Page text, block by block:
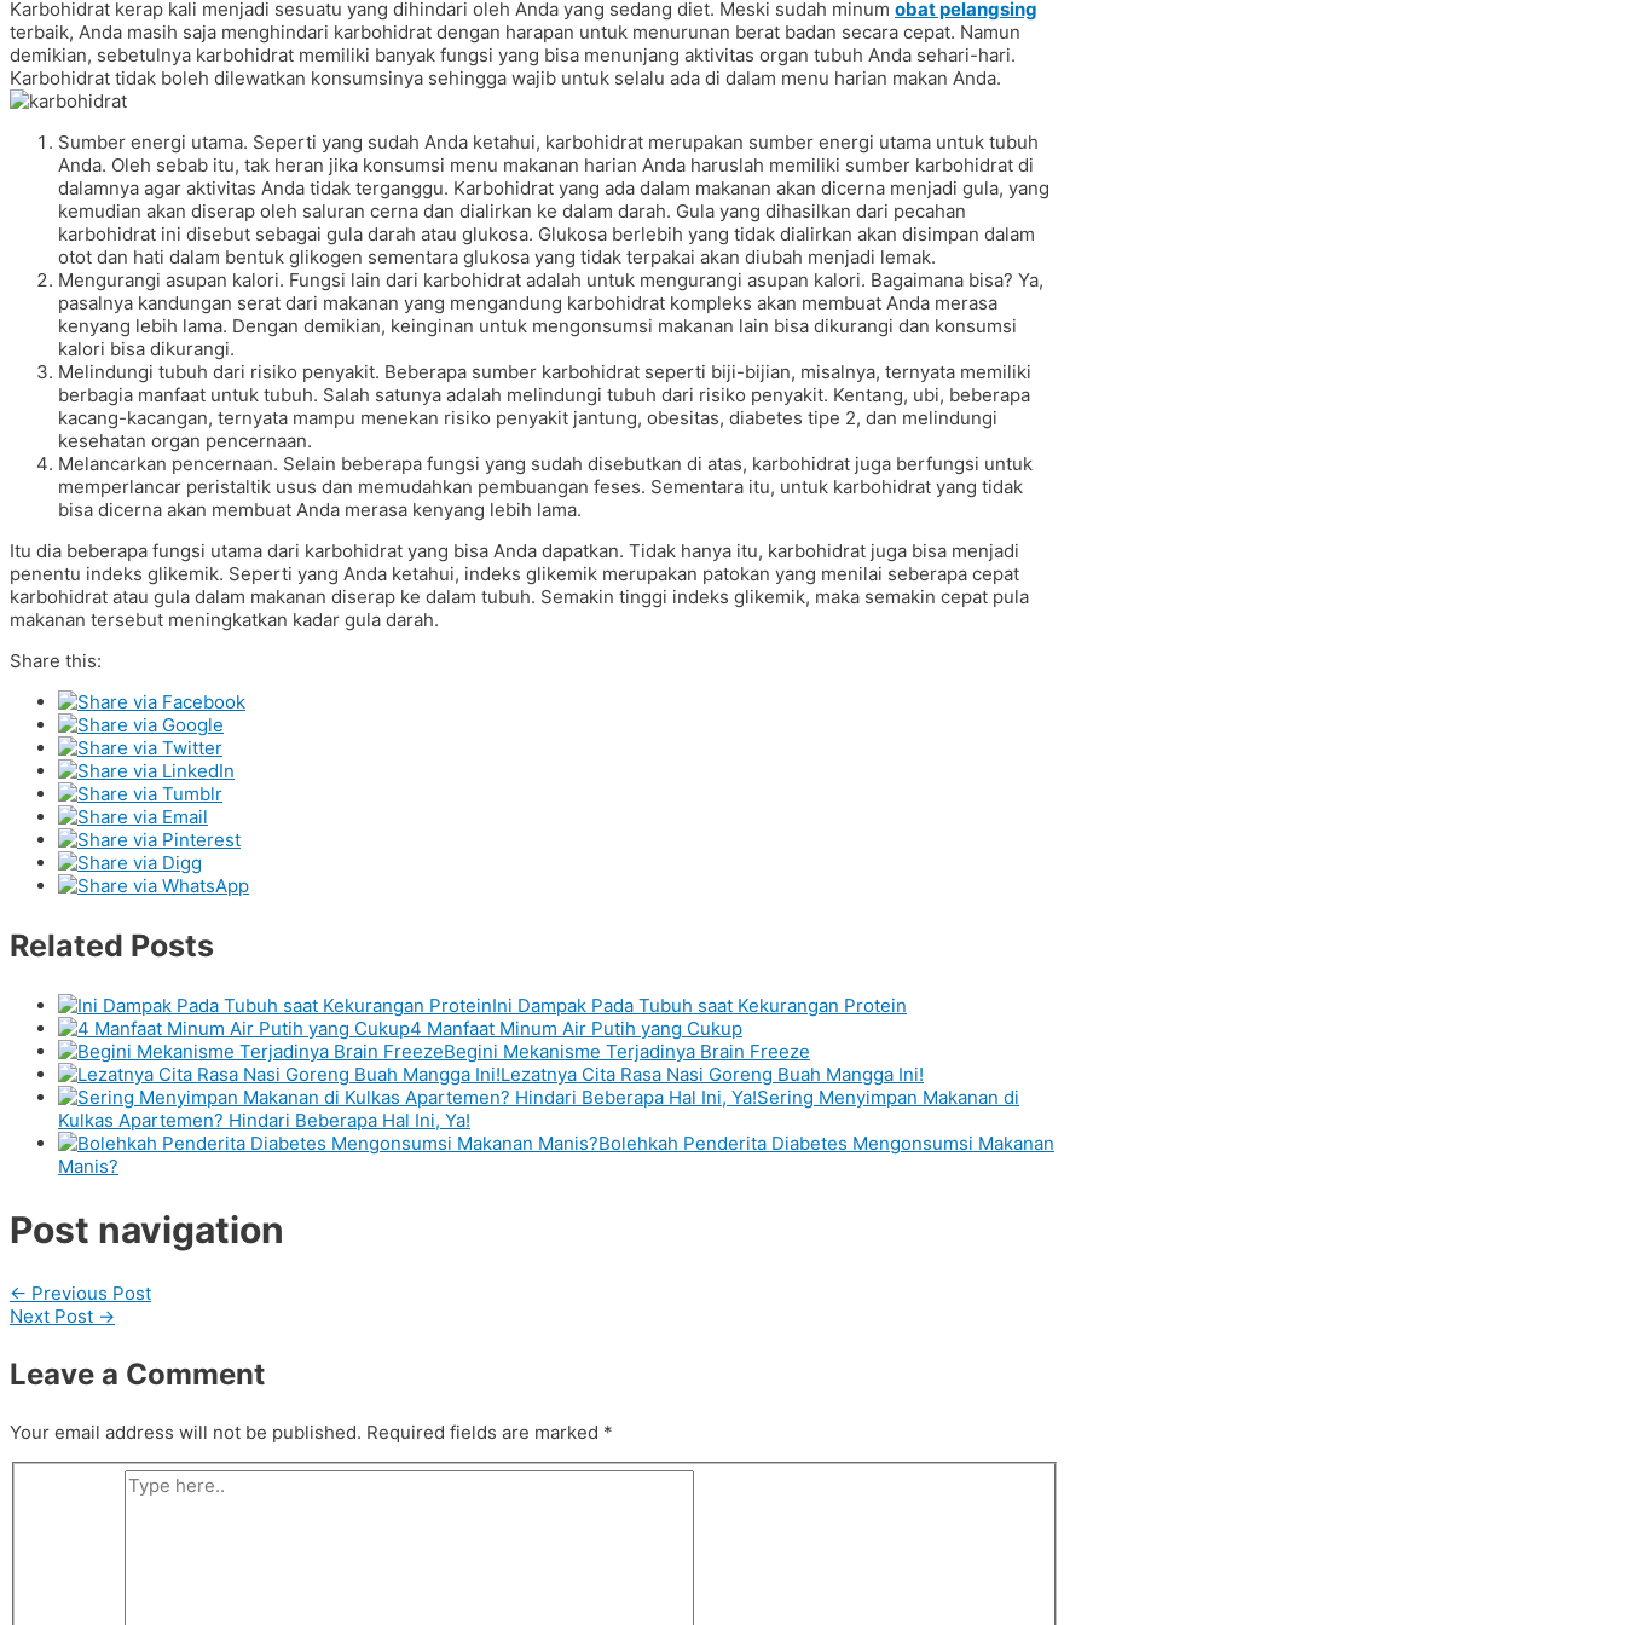
Karbohidrat kerap kali menjadi sesuatu yang dihindari oleh Anda yang sedang diet. Meski sudah minum obat pelangsing
terbaik, Anda masih saja menghindari karbohidrat dengan harapan untuk menurunan berat badan secara cepat. Namun
demikian, sebetulnya karbohidrat memiliki banyak fungsi yang bisa menunjang aktivitas organ tubuh Anda sehari-hari.
Karbohidrat tidak boleh dilewatkan konsumsinya sehingga wajib untuk selalu ada di dalam menu harian makan Anda.
Sumber energi utama. Seperti yang sudah Anda ketahui, karbohidrat merupakan sumber energi utama untuk tubuh
Anda. Oleh sebab itu, tak heran jika konsumsi menu makanan harian Anda haruslah memiliki sumber karbohidrat di
dalamnya agar aktivitas Anda tidak terganggu. Karbohidrat yang ada dalam makanan akan dicerna menjadi gula, yang
kemudian akan diserap oleh saluran cerna dan dialirkan ke dalam darah. Gula yang dihasilkan dari pecahan
karbohidrat ini disebut sebagai gula darah atau glukosa. Glukosa berlebih yang tidak dialirkan akan disimpan dalam
otot dan hati dalam bentuk glikogen sementara glukosa yang tidak terpakai akan diubah menjadi lemak.
Mengurangi asupan kalori. Fungsi lain dari karbohidrat adalah untuk mengurangi asupan kalori. Bagaimana bisa? Ya,
pasalnya kandungan serat dari makanan yang mengandung karbohidrat kompleks akan membuat Anda merasa
kenyang lebih lama. Dengan demikian, keinginan untuk mengonsumsi makanan lain bisa dikurangi dan konsumsi
kalori bisa dikurangi.
Melindungi tubuh dari risiko penyakit. Beberapa sumber karbohidrat seperti biji-bijian, misalnya, ternyata memiliki
berbagia manfaat untuk tubuh. Salah satunya adalah melindungi tubuh dari risiko penyakit. Kentang, ubi, beberapa
kacang-kacangan, ternyata mampu menekan risiko penyakit jantung, obesitas, diabetes tipe 2, dan melindungi
kesehatan organ pencernaan.
Melancarkan pencernaan. Selain beberapa fungsi yang sudah disebutkan di atas, karbohidrat juga berfungsi untuk
memperlancar peristaltik usus dan memudahkan pembuangan feses. Sementara itu, untuk karbohidrat yang tidak
bisa dicerna akan membuat Anda merasa kenyang lebih lama.
Itu dia beberapa fungsi utama dari karbohidrat yang bisa Anda dapatkan. Tidak hanya itu, karbohidrat juga bisa menjadi
penentu indeks glikemik. Seperti yang Anda ketahui, indeks glikemik merupakan patokan yang menilai seberapa cepat
karbohidrat atau gula dalam makanan diserap ke dalam tubuh. Semakin tinggi indeks glikemik, maka semakin cepat pula
makanan tersebut meningkatkan kadar gula darah.
Share this:
Related Posts
Ini Dampak Pada Tubuh saat Kekurangan Protein
4 Manfaat Minum Air Putih yang Cukup
Begini Mekanisme Terjadinya Brain Freeze
Lezatnya Cita Rasa Nasi Goreng Buah Mangga Ini!
Sering Menyimpan Makanan di
Kulkas Apartemen? Hindari Beberapa Hal Ini, Ya!
Bolehkah Penderita Diabetes Mengonsumsi Makanan
Manis?
Post navigation
← Previous Post
Next Post →
Leave a Comment
Your email address will not be published. Required fields are marked *